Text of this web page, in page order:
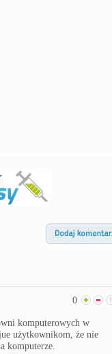
0
komputerowych w
użytkownikom, że nie
komputerze.